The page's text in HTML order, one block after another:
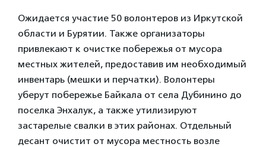
Ожидается участие 50 волонтеров из Иркутской
области и Бурятии. Также организаторы
привлекают к очистке побережья от мусора
местных жителей, предоставив им необходимый
инвентарь (мешки и перчатки). Волонтеры
уберут побережье Байкала от села Дубинино до
поселка Энхалук, а также утилизируют
застарелые свалки в этих районах. Отдельный
десант очистит от мусора местность возле